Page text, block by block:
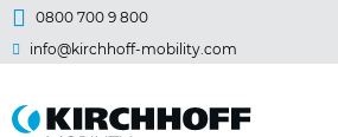
Springe direkt zu:
Hauptmenü
0800 700 9 800
info@kirchhoff-mobility.com